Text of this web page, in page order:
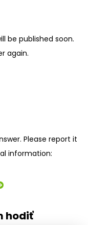
be published soon.
again.
Please report it
information:
hodiť